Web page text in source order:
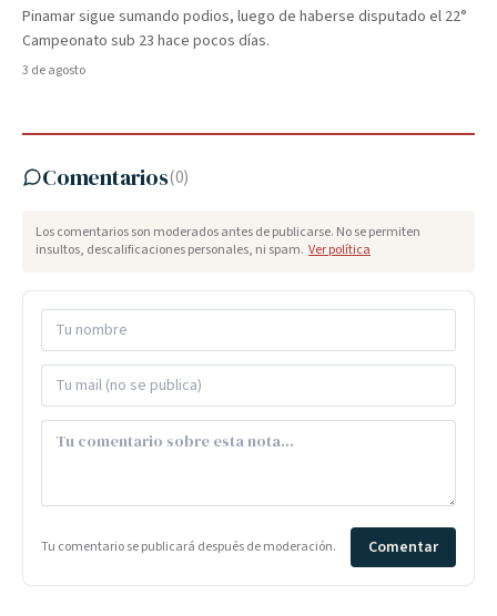
Pinamar sigue sumando podios, luego de haberse disputado el 22°
Campeonato sub 23 hace pocos días.
3 de agosto
Comentarios(0)
Los comentarios son moderados antes de publicarse. No se permiten
insultos, descalificaciones personales, ni spam. Ver política
Tu comentario se publicará después de moderación. Comentar